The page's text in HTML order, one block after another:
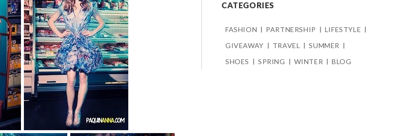
CATEGORIES
FASHION PARTNERSHIP
LIFESTYLE
GIVEAWAY
TRAVEL
SUMMER
SHOES
SPRING WINTER BLOG